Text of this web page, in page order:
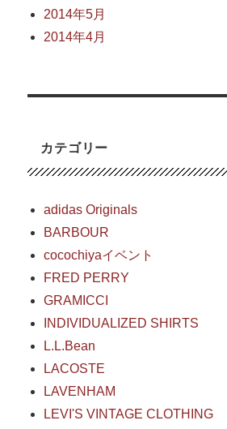
2014年5月
2014年4月
カテゴリー
adidas Originals
BARBOUR
cocochiyaイベント
FRED PERRY
GRAMICCI
INDIVIDUALIZED SHIRTS
L.L.Bean
LACOSTE
LAVENHAM
LEVI'S VINTAGE CLOTHING